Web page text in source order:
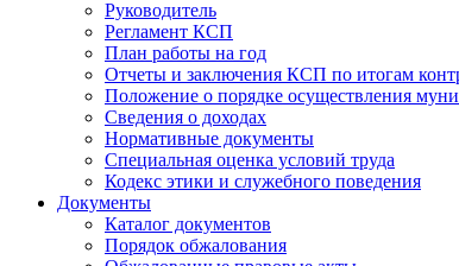
Руководитель
Регламент КСП
План работы на год
Отчеты и заключения КСП по итогам
Положение о порядке осуществления
Сведения о доходах
Нормативные документы
Специальная оценка условий труда
Кодекс этики и служебного поведения
Документы
Каталог документов
Порядок обжалования